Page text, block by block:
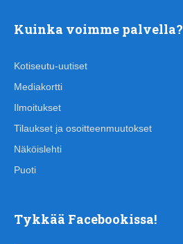
Kuinka voimme palvella?
Kotiseutu-uutiset
Mediakortti
Ilmoitukset
Tilaukset ja osoitteenmuutokset
Näköislehti
Puoti
Tykkää Facebookissa!